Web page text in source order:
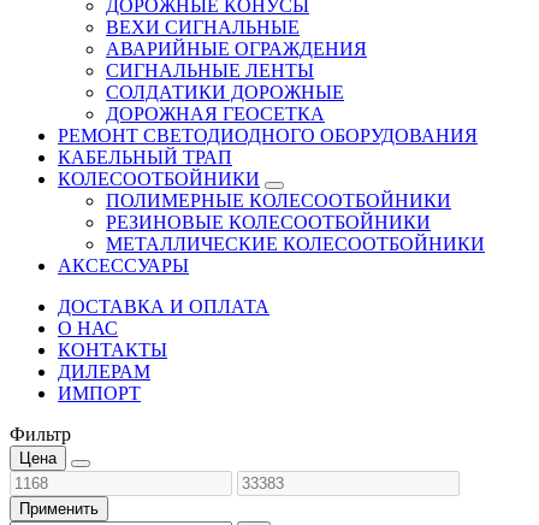
ДОРОЖНЫЕ КОНУСЫ
ВЕХИ СИГНАЛЬНЫЕ
АВАРИЙНЫЕ ОГРАЖДЕНИЯ
СИГНАЛЬНЫЕ ЛЕНТЫ
СОЛДАТИКИ ДОРОЖНЫЕ
ДОРОЖНАЯ ГЕОСЕТКА
РЕМОНТ СВЕТОДИОДНОГО ОБОРУДОВАНИЯ
КАБЕЛЬНЫЙ ТРАП
КОЛЕСООТБОЙНИКИ
ПОЛИМЕРНЫЕ КОЛЕСООТБОЙНИКИ
РЕЗИНОВЫЕ КОЛЕСООТБОЙНИКИ
МЕТАЛЛИЧЕСКИЕ КОЛЕСООТБОЙНИКИ
АКСЕССУАРЫ
ДОСТАВКА И ОПЛАТА
О НАС
КОНТАКТЫ
ДИЛЕРАМ
ИМПОРТ
Фильтр
Цена
Применить